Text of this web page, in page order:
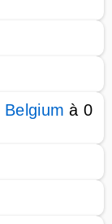
à 0